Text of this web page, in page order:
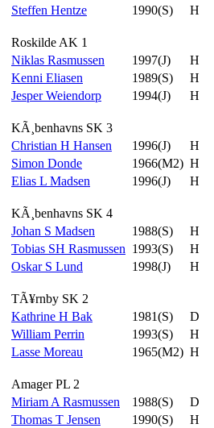
Steffen Hentze
1990(S) H
Roskilde AK 1
Niklas Rasmussen
1997(J) H
Kenni Eliasen
1989(S) H
Jesper Weiendorp
1994(J) H
KÃ¸benhavns SK 3
Christian H Hansen
1996(J) H
Simon Donde
1966(M2) H
Elias L Madsen
1996(J) H
KÃ¸benhavns SK 4
Johan S Madsen
1988(S) H
Tobias SH Rasmussen 1993(S) H
Oskar S Lund
1998(J) H
TÃ¥rnby SK 2
Kathrine H Bak
1981(S) D
William Perrin
1993(S) H
Lasse Moreau
1965(M2) H
Amager PL 2
Miriam A Rasmussen
1988(S) D
Thomas T Jensen
1990(S) H